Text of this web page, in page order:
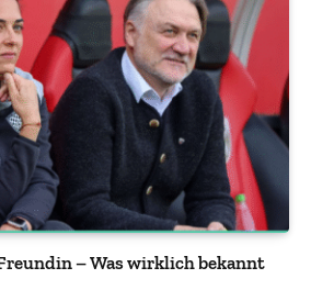
– Was wirklich bekannt